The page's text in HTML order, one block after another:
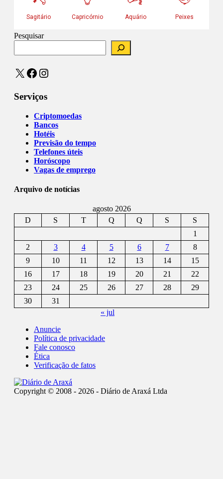
Pesquisar
X Facebook
Instagram
Serviços
Criptomoedas
Bancos
Hotéis
Previsão do tempo
Telefones úteis
Horóscopo
Vagas de emprego
Arquivo de notícias
agosto 2026
D
S T Q Q S
S
1
2
3 4 5 6 7
8
9
10 11 12 13 14
15
16
17 18 19 20 21
22
23
24 25 26 27 28
29
30
31
« jul
Anuncie
Política de privacidade
Fale conosco
Ética
Verificação de fatos
Copyright © 2008 - 2026 - Diário de Araxá Ltda